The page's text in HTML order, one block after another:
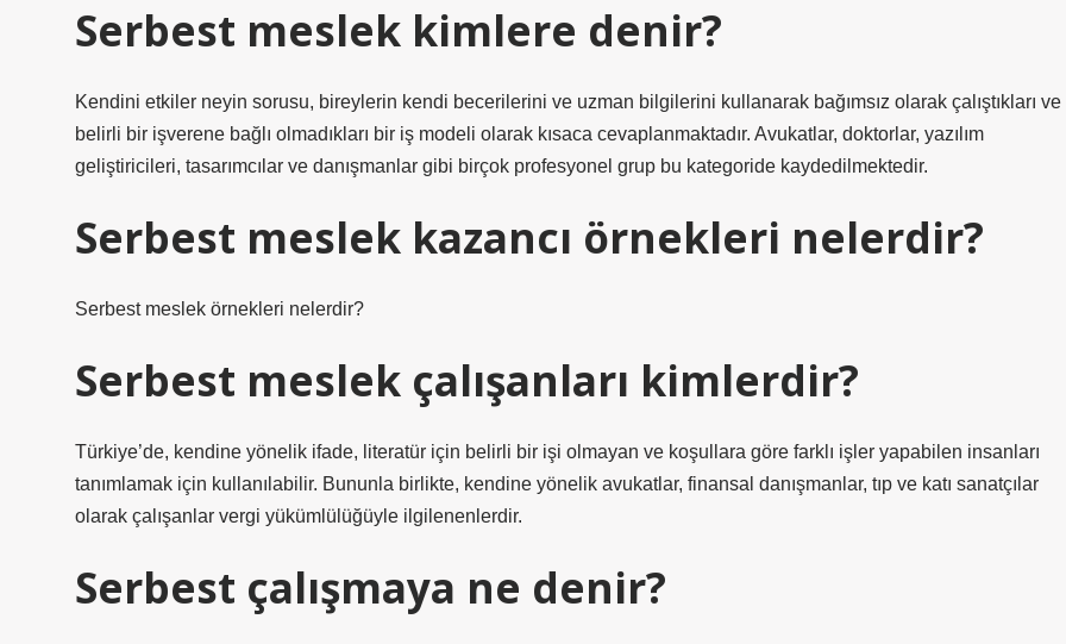
Serbest meslek kimlere denir?
Kendini etkiler neyin sorusu, bireylerin kendi becerilerini ve uzman bilgilerini kullanarak bağımsız olarak çalıştıkları ve
belirli bir işverene bağlı olmadıkları bir iş modeli olarak kısaca cevaplanmaktadır. Avukatlar, doktorlar, yazılım
geliştiricileri, tasarımcılar ve danışmanlar gibi birçok profesyonel grup bu kategoride kaydedilmektedir.
Serbest meslek kazancı örnekleri nelerdir?
Serbest meslek örnekleri nelerdir?
Serbest meslek çalışanları kimlerdir?
Türkiye’de, kendine yönelik ifade, literatür için belirli bir işi olmayan ve koşullara göre farklı işler yapabilen insanları
tanımlamak için kullanılabilir. Bununla birlikte, kendine yönelik avukatlar, finansal danışmanlar, tıp ve katı sanatçılar
olarak çalışanlar vergi yükümlülüğüyle ilgilenenlerdir.
Serbest çalışmaya ne denir?